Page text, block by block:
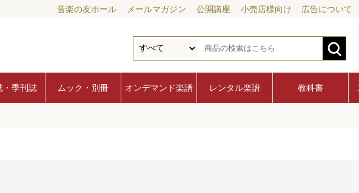
音楽の友ホール メールマガジン 公開講座 小売店様向け 広告について
・季刊誌 ムック・別冊 オンデマンド楽譜 レンタル楽譜 教科書